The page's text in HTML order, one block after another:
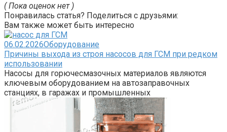
( Пока оценок нет )
Понравилась статья? Поделиться с друзьями:
Вам также может быть интересно
06.02.2026Оборудование
Причины выхода из строя насосов для ГСМ при редком
использовании
Насосы для горючесмазочных материалов являются
ключевым оборудованием на автозаправочных
станциях, в гаражах и промышленных